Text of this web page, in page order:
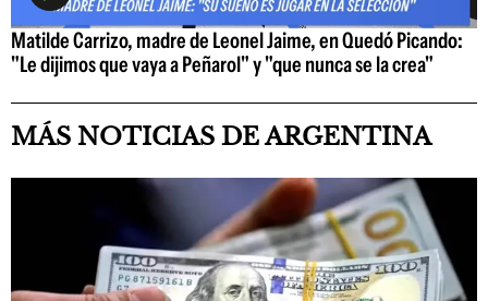
Matilde Carrizo, madre de Leonel Jaime, en Quedó Picando:
"Le dijimos que vaya a Peñarol" y "que nunca se la crea"
MÁS NOTICIAS DE ARGENTINA